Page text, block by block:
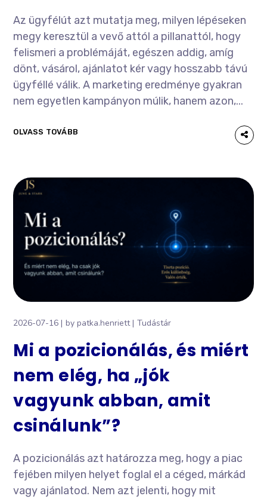
Az ügyfélút azt mutatja meg, milyen lépéseken
megy keresztül a vevő attól a pillanattól, hogy
felismeri a problémáját, egészen addig, amíg
dönt, vásárol, ajánlatot kér vagy hosszabb távú
ügyféllé válik. A marketing eredménye gyakran
nem egyetlen kampányon múlik, hanem azon,...
OLVASS TOVÁBB
2026-07-16 bypatka.henriett Tudástár
Mi a pozicionálás, és miért
nem elég, ha „jók
vagyunk abban, amit
csinálunk”?
A pozicionálás azt határozza meg, hogy a piac
fejében milyen helyet foglal el a céged, márkád
vagy ajánlatod. Nem azt jelenti, hogy mit